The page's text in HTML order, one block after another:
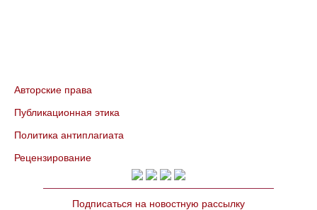
Авторские права
Публикационная этика
Политика антиплагиата
Рецензирование
Подписаться на новостную рассылку